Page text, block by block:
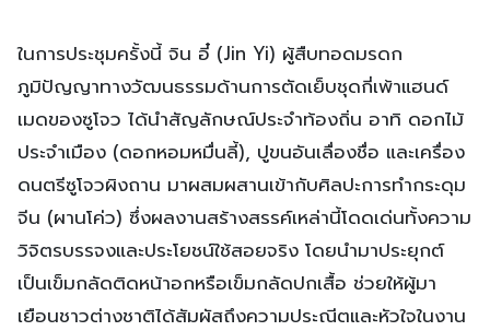
ในการประชุมครั้งนี้ จิน อี๋ (Jin Yi) ผู้สืบทอดมรดก
ภูมิปัญญาทางวัฒนธรรมด้านการตัดเย็บชุดกี่เพ้าแฮนด์
เมดของซูโจว ได้นำสัญลักษณ์ประจำท้องถิ่น อาทิ ดอกไม้
ประจำเมือง (ดอกหอมหมื่นลี้), ปูขนอันเลื่องชื่อ และเครื่อง
ดนตรีซูโจวผิงถาน มาผสมผสานเข้ากับศิลปะการทำกระดุม
จีน (ผานโค่ว) ซึ่งผลงานสร้างสรรค์เหล่านี้โดดเด่นทั้งความ
วิจิตรบรรจงและประโยชน์ใช้สอยจริง โดยนำมาประยุกต์
เป็นเข็มกลัดติดหน้าอกหรือเข็มกลัดปกเสื้อ ช่วยให้ผู้มา
เยือนชาวต่างชาติได้สัมผัสถึงความประณีตและหัวใจในงาน